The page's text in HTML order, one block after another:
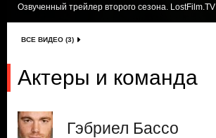
Озвученный трейлер второго сезона. LostFilm.TV
ВСЕ ВИДЕО (3)
Актеры и команда
Гэбриел Бассо